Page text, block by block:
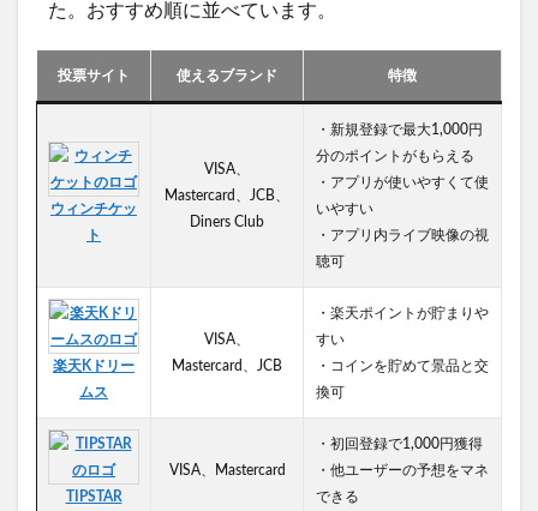
た。おすすめ順に並べています。
投票サイト 使えるブランド 特徴
ウィンチケッ
ト
VISA、
Mastercard、JCB、
Diners Club
・新規登録で最大1,000円
分のポイントがもらえる
・アプリが使いやすくて使
いやすい
・アプリ内ライブ映像の視
聴可
楽天Kドリー
ムス
VISA、
Mastercard、JCB
・楽天ポイントが貯まりや
すい
・コインを貯めて景品と交
換可
TIPSTAR
VISA、Mastercard
・初回登録で1,000円獲得
・他ユーザーの予想をマネ
できる